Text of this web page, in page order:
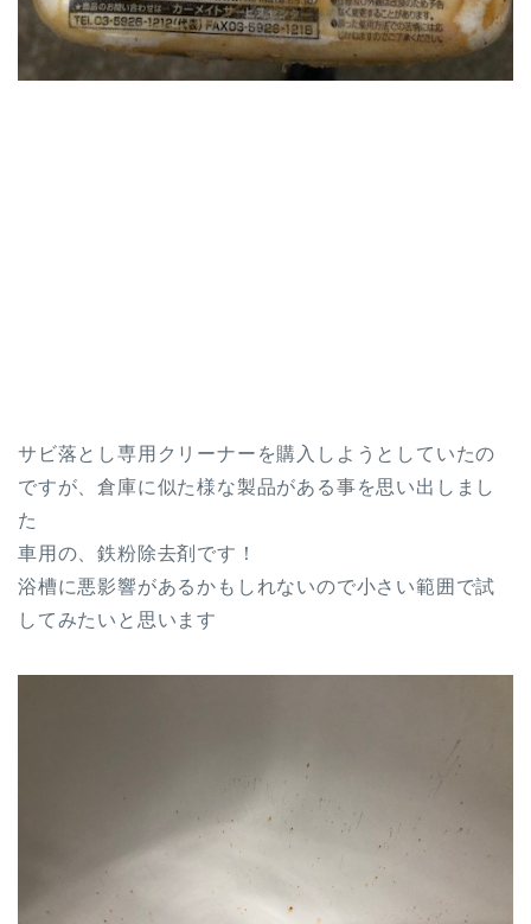
サビ落とし専用クリーナーを購入しようとしていたの
ですが、倉庫に似た様な製品がある事を思い出しまし
た
車用の、鉄粉除去剤です！
浴槽に悪影響があるかもしれないので小さい範囲で試
してみたいと思います